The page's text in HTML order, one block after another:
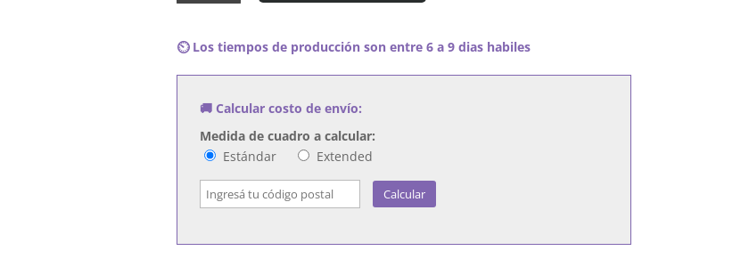
For
You
⏲️ Los tiempos de producción son entre 6 a 9 dias habiles
🚚 Calcular costo de envío:
Medida de cuadro a calcular:
Estándar
Extended
Calcular